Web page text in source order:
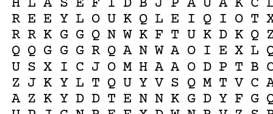
H L A S E F I D B J P A U A K C
R E E Y L O U K Q L E I Q I O T
R R K G G Q N W K F T U K D K Q
Q Q G G G R Q A N W A O I E X L
U S X I C J O M H A A O D P T B
Z J K Y L T Q U Y V S Q M T V C
A Z K Y D D T E N N K G D Y F G